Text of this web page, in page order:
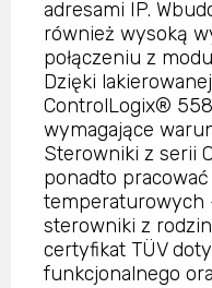
adresami IP.
również wysoką
połączeniu z
Dzięki
ControlLogix®
wymagające
Sterowniki z serii
ponadto
temperaturowych
sterowniki z
certyfikat TÜV
funkcjonalnego